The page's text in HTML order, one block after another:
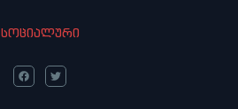
სოციალური